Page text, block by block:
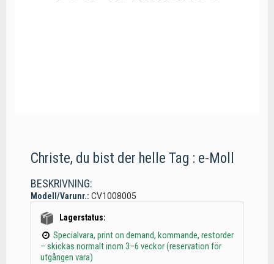
Christe, du bist der helle Tag : e-Moll
BESKRIVNING:
Modell/Varunr.: CV1008005
Lagerstatus:
Specialvara, print on demand, kommande, restorder
– skickas normalt inom 3–6 veckor (reservation för
utgången vara)